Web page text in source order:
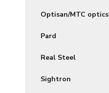
Optisan/MTC optics
Pard
Real Steel
Sightron